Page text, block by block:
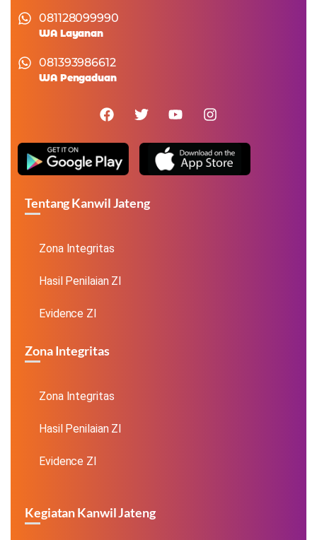
081128099990
WA Layanan
081393986612
WA Pengaduan
Tentang Kanwil Jateng
Zona Integritas
Hasil Penilaian ZI
Evidence ZI
Zona Integritas
Zona Integritas
Hasil Penilaian ZI
Evidence ZI
Kegiatan Kanwil Jateng